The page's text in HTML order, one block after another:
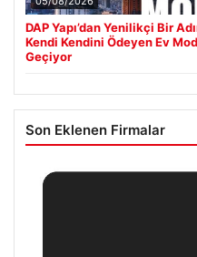
DAP Yapı’dan Yenilikçi Bir
Kendi Kendini Ödeyen Ev
Geçiyor
Son Eklenen Firmalar